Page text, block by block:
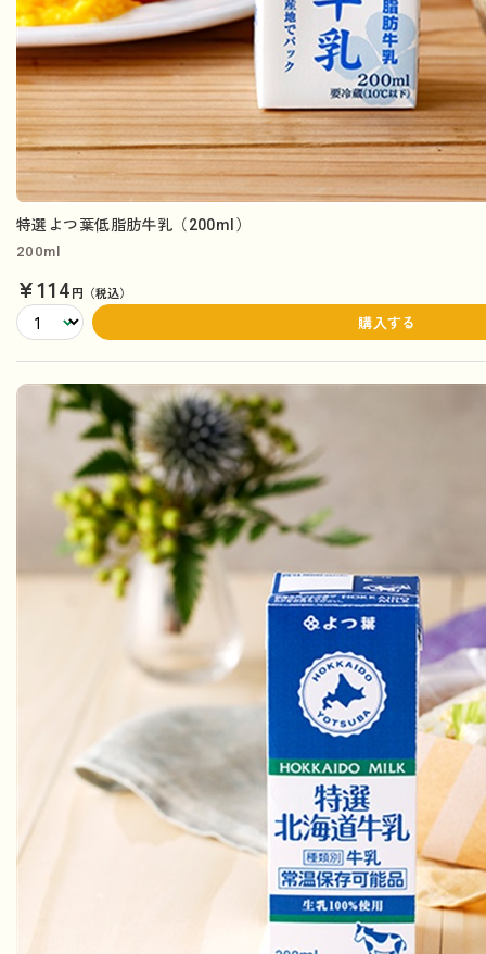
特選よつ葉低脂肪牛乳（200ml）
200ml
¥114円（税込）
購入する